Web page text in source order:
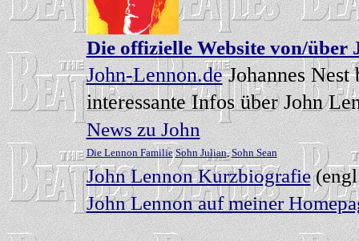
Die offizielle Website von/über
John-Lennon.deJohannes Nest
interessante Infos über John
News zu John
Die Lennon Familie Sohn Julian,Sohn Sean
John Lennon Kurzbiografie
John Lennon auf meiner